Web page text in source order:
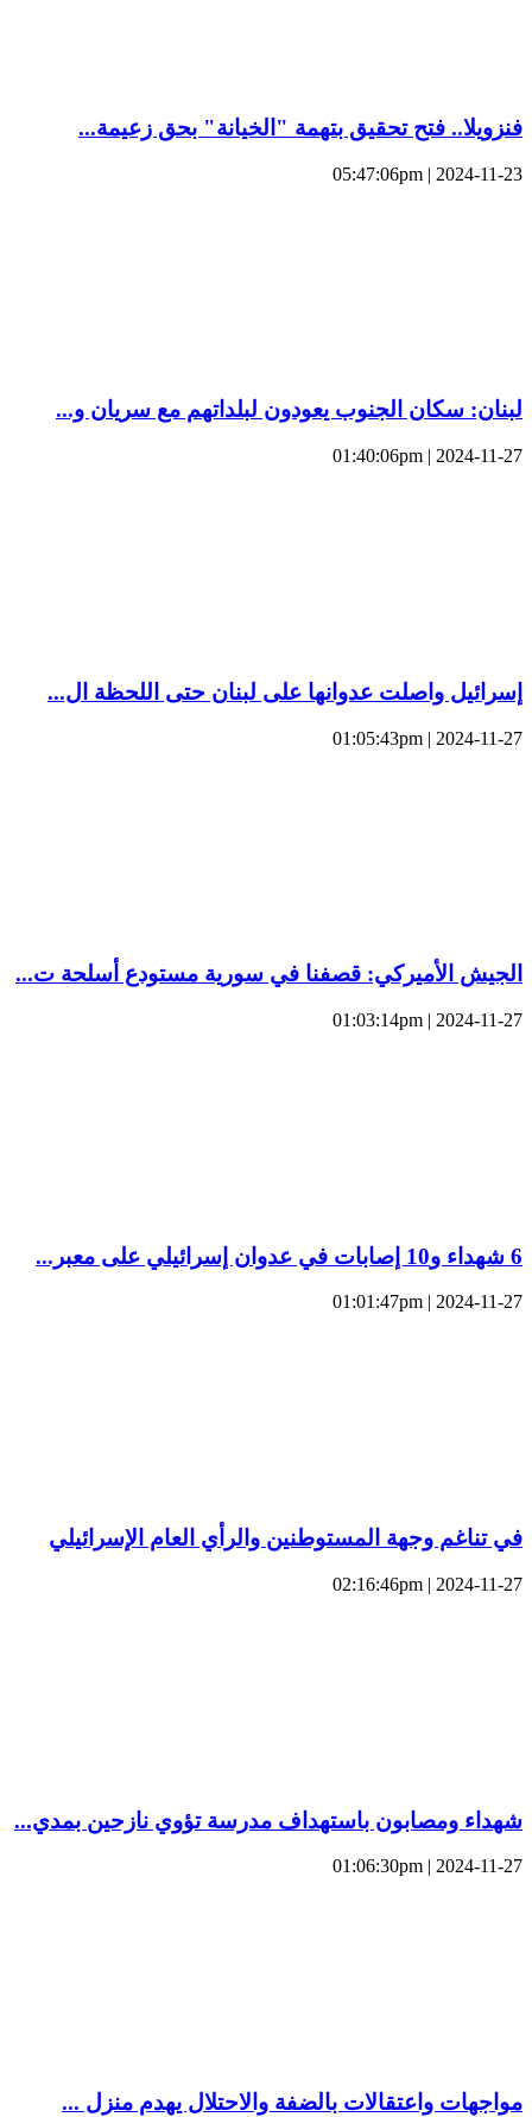
فنزويلا.. فتح تحقيق بتهمة "الخيانة" بحق زعيمة...
2024-11-23 | 05:47:06pm
لبنان: سكان الجنوب يعودون لبلداتهم مع سريان و...
2024-11-27 | 01:40:06pm
إسرائيل واصلت عدوانها على لبنان حتى اللحظة ال...
2024-11-27 | 01:05:43pm
الجيش الأميركي: قصفنا في سورية مستودع أسلحة ت...
2024-11-27 | 01:03:14pm
6 شهداء و10 إصابات في عدوان إسرائيلي على معبر...
2024-11-27 | 01:01:47pm
في تناغم وجهة المستوطنين والرأي العام الإسرائيلي
2024-11-27 | 02:16:46pm
شهداء ومصابون باستهداف مدرسة تؤوي نازحين بمدي...
2024-11-27 | 01:06:30pm
مواجهات واعتقالات بالضفة والاحتلال يهدم منزل ...